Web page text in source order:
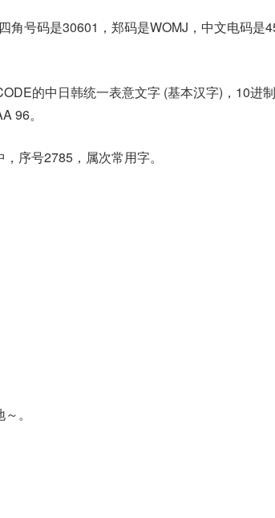
角号码是30601，郑码是WOMJ，中文电码是
的中日韩统一表意文字 (基本汉字)，10进
96。
序号2785，属次常用字。
。